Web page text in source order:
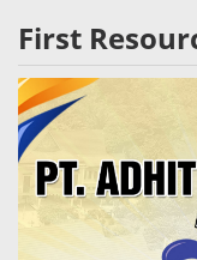
First